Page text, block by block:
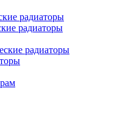
радиаторы
радиаторы
радиаторы